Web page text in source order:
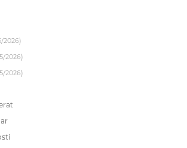
2026)
2026)
2026)